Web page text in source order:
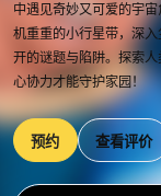
中遇见奇妙又可爱的宇
机重重的小行星带，深
开的谜题与陷阱。探索
心协力才能守护家园！
预约 查看评价